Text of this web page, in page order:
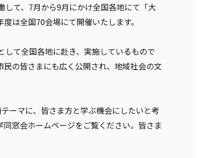
て、7月から9月にかけ全国各地にて「大
は全国70会場にて開催いたします。
て全国各地に赴き、実施しているもので
の皆さまにも広く公開され、地域社会の文
ーマに、皆さま方と学ぶ機会にしたいと考
窓会ホームページをご覧ください。皆さま